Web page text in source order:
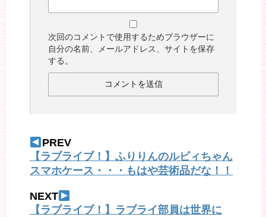
次回のコメントで使用するためブラウザーに
自分の名前、メールアドレス、サイトを保存
する。
PREV
【ラブライブ！】ふりりんのルビィちゃん
スマホケース・・・もはや芸術品だな！！
NEXT
【ラブライブ！】ラブライ部員は世界に